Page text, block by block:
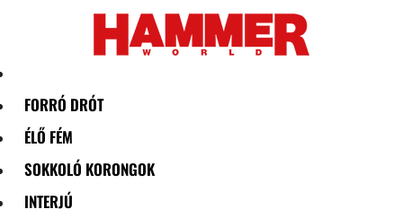
FORRÓ DRÓT
ÉLŐ FÉM
SOKKOLÓ KORONGOK
INTERJÚ